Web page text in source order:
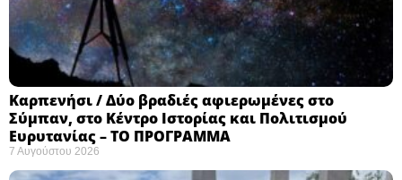
Καρπενήσι / Δύο βραδιές αφιερωμένες στο
Σύμπαν, στο Κέντρο Ιστορίας και Πολιτισμού
Ευρυτανίας – ΤΟ ΠΡΟΓΡΑΜΜΑ
7 Αυγούστου 2026